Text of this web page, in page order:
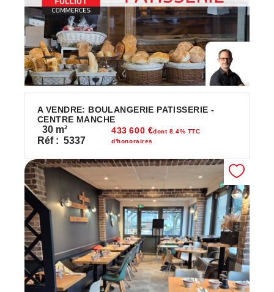
A VENDRE: BOULANGERIE PATISSERIE -
CENTRE MANCHE
30 m²
Réf : 5337
433 600 €dont 8.4% TTC
d'honoraires